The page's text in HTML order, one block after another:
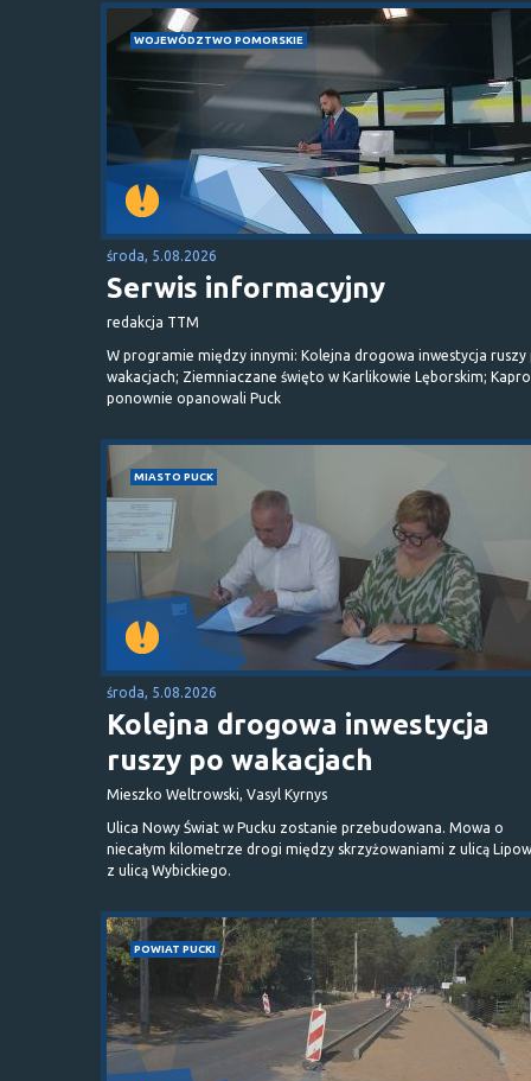
WOJEWÓDZTWO POMORSKIE
środa, 5.08.2026
Serwis informacyjny
redakcja TTM
W programie między innymi: Kolejna drogowa inwestycja ruszy
wakacjach; Ziemniaczane święto w Karlikowie Lęborskim;
ponownie opanowali Puck
MIASTO PUCK
środa, 5.08.2026
Kolejna drogowa inwestycja
ruszy po wakacjach
Mieszko Weltrowski, Vasyl Kyrnys
Ulica Nowy Świat w Pucku zostanie przebudowana. Mowa o
niecałym kilometrze drogi między skrzyżowaniami z ulicą
z ulicą Wybickiego.
POWIAT PUCKI